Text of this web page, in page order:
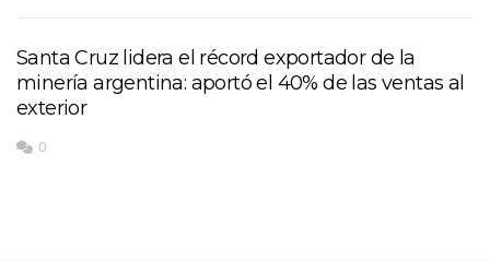
Santa Cruz lidera el récord exportador de la
minería argentina: aportó el 40% de las ventas al
exterior
0